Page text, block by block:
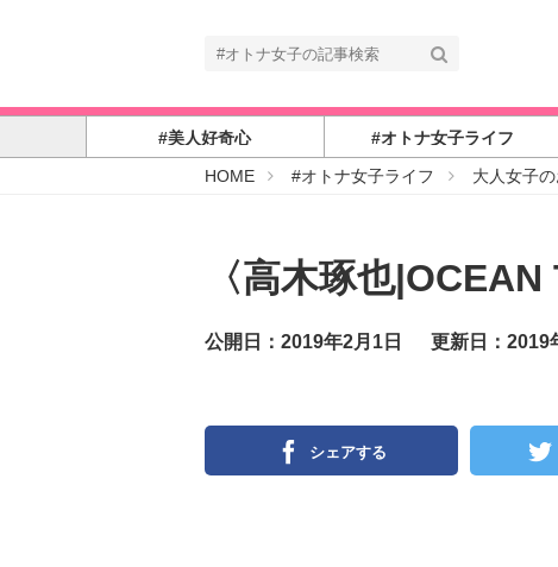
#美人好奇心 #オトナ女子ライフ
HOME#
子
#オトナ女子ライフ 大人女子
〈高木琢也
公開日：2019年2月1日 更新日：2019
シェアする